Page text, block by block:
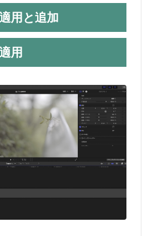
用と追加
用